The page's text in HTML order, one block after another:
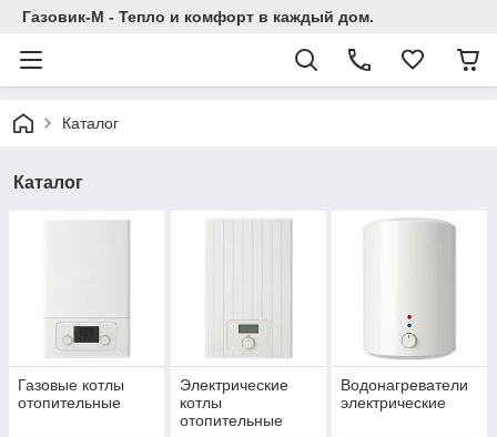
Газовик-М - Тепло и комфорт в каждый дом.
Каталог
Каталог
Газовые котлы
отопительные
Электрические
котлы
отопительные
Водонагреватели
электрические